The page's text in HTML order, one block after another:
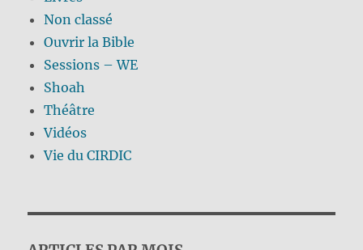
Non classé
Ouvrir la Bible
Sessions – WE
Shoah
Théâtre
Vidéos
Vie du CIRDIC